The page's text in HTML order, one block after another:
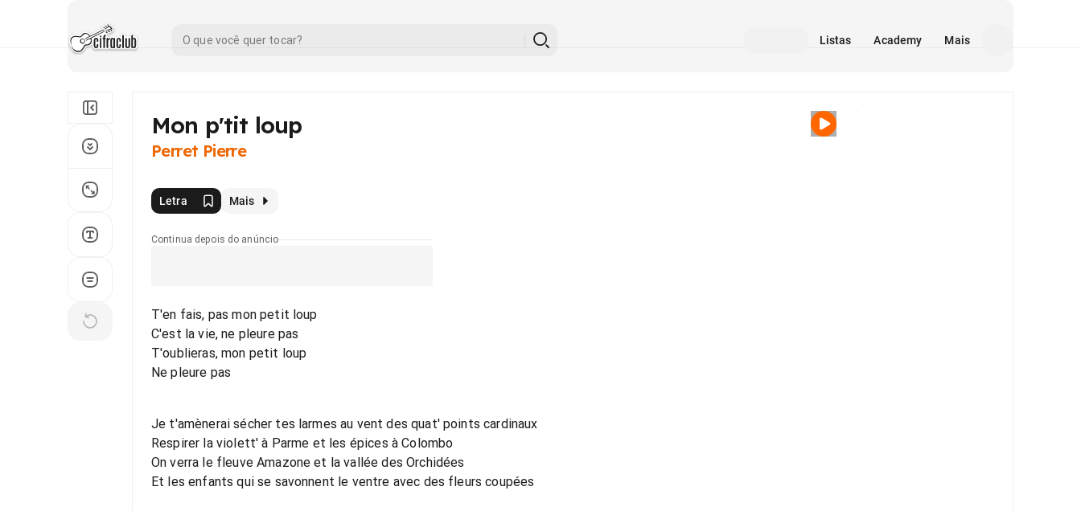
Listas Academy Mais
Mon p'tit loup
Perret Pierre
Letra Mais
Continua depois do anúncio
T'en fais, pas mon petit loup
C'est la vie, ne pleure pas
T'oublieras, mon petit loup
Ne pleure pas
Je t'amènerai sécher tes larmes au vent des quat' points cardinaux
Respirer la violett' à Parme et les épices à Colombo
On verra le fleuve Amazone et la vallée des Orchidées
Et les enfants qui se savonnent le ventre avec des fleurs coupées